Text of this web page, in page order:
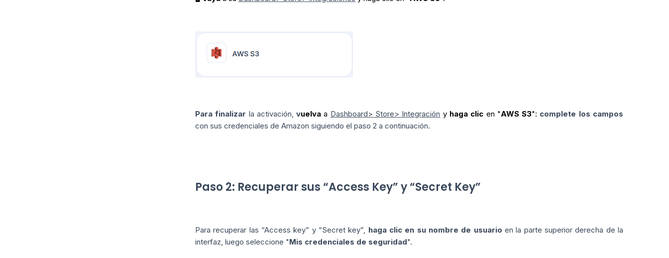
Para finalizar la activación,vuelva a Dashboard> Store> Integración y haga clic en "AWS S3": complete los campos
con sus credenciales de Amazon siguiendo el paso 2 a continuación.
Paso 2: Recuperar sus “Access Key” y “Secret Key”
Para recuperar las “Access key” y “Secret key”, haga clic en su nombre de usuario en la parte superior derecha de la
interfaz, luego seleccione "Mis credenciales de seguridad".